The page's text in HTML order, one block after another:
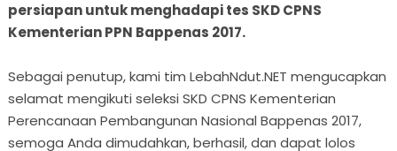
persiapan untuk menghadapi tes SKD CPNS
Kementerian PPN Bappenas 2017.
Sebagai penutup, kami tim LebahNdut.NET mengucapkan
selamat mengikuti seleksi SKD CPNS Kementerian
Perencanaan Pembangunan Nasional Bappenas 2017,
semoga Anda dimudahkan, berhasil, dan dapat lolos